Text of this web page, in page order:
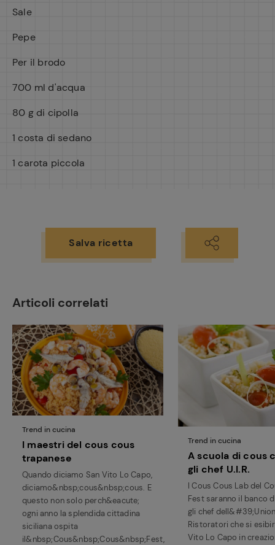
Sale
Pepe
Per il brodo
700 ml d'acqua
80 g di cipolla
1 costa di sedano
1 carota piccola
Salva ricetta
Articoli correlati
Trend in cucina
I maestri del cous cous
trapanese
Quando diciamo San Vito Lo Capo,
diciamo&nbsp;cous&nbsp;cous. E
questo non solo perch&eacute;
ogni anno la splendida cittadina
siciliana ospita
il&nbsp;Cous&nbsp;Cous&nbsp;Fest,
Trend in cucina
A scuola di cous
gli chef U.I.R.
I Cous Cous Lab del
Fest saranno il banco
gli chef
Ristoratori che si
Vito Lo Capo in